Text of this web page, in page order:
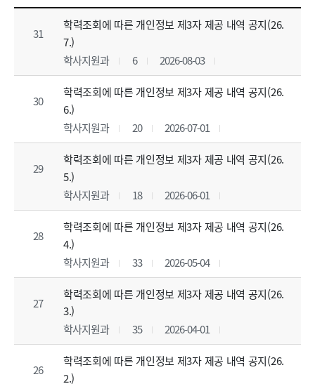
개인정보의 목적 외 이용 또는 제3자 제공 및 위탁 사실 공지 목록 으로 번호, 제목, 작성자, 조회수, 등록 일, 첨부파일로 나열 되고 있습니다.
31
학력조회에 따른 개인정보 제3자 제공 내역 공지(26.
7.)
학사지원과
6 2026-08-03
30
학력조회에 따른 개인정보 제3자 제공 내역 공지(26.
6.)
학사지원과
20 2026-07-01
29
학력조회에 따른 개인정보 제3자 제공 내역 공지(26.
5.)
학사지원과
18 2026-06-01
28
학력조회에 따른 개인정보 제3자 제공 내역 공지(26.
4.)
학사지원과
33 2026-05-04
27
학력조회에 따른 개인정보 제3자 제공 내역 공지(26.
3.)
학사지원과
35 2026-04-01
26
학력조회에 따른 개인정보 제3자 제공 내역 공지(26.
2.)